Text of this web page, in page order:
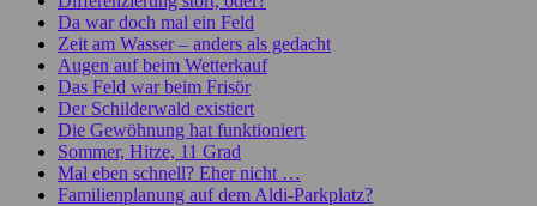
Da war doch mal ein Feld
Zeit am Wasser – anders als gedacht
Augen auf beim Wetterkauf
Das Feld war beim Frisör
Der Schilderwald existiert
Die Gewöhnung hat funktioniert
Sommer, Hitze, 11 Grad
Mal eben schnell? Eher nicht …
Familienplanung auf dem Aldi-Parkplatz?